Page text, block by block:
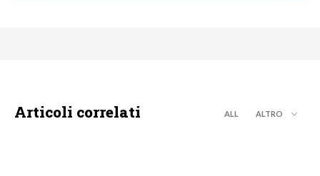
Articoli correlati ALL ALTRO